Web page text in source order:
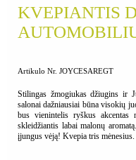
KVEPIANTIS
Artikulo Nr. JOYCESAREGT
Stilingas žmogiukas džiugins ir
salonai dažniausiai būna visokių
bus vienintelis ryškus
skleidžiantis labai malonų
įjungus vėją! Kvepia tris mėnesius.